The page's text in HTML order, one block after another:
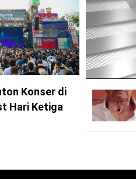
Konser di
Hari Ketiga